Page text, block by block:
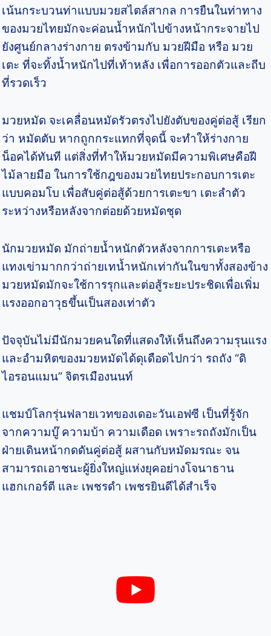
เน้นกระบวนท่าแบบมวยสไตล์สากล การยืนในท่าทาง
ของมวยไทยมักจะค่อนน้ำหนักไปข้างหน้ากระจายไป
ยังศูนย์กลางร่างกาย ตรงข้ามกับ มวยฝีมือ หรือ มวย
เตะ ที่จะทิ้งน้ำหนักไปที่เท้าหลัง เพื่อการออกตัวและถีบ
ที่รวดเร็ว
มวยหมัด จะเคลื่อนหมัดรัวตรงไปยังตับของคู่ต่อสู้ เรียก
ว่า หมัดตับ หากถูกกระแทกที่จุดนี้ จะทำให้ร่างกาย
น็อคได้ทันที แต่สิ่งที่ทำให้มวยหมัดมีความพิเศษคือฝี
ไม้ลายมือ ในการใช้กฎของมวยไทยประกอบการเตะ
แบบคอมโบ เพื่อสับคู่ต่อสู้ด้วยการเตะขา เตะลำตัว
ระหว่างหรือหลังจากต่อยด้วยหมัดชุด
นักมวยหมัด มักถ่ายน้ำหนักตัวหลังจากการเตะหรือ
แทงเข่ามากกว่าถ่ายเทน้ำหนักเท่ากันในขาทั้งสองข้าง
มวยหมัดมักจะใช้การรุกและต่อสู้ระยะประชิดเพื่อเพิ่ม
แรงออกอาวุธขึ้นเป็นสองเท่าตัว
ปัจจุบันไม่มีนักมวยคนใดที่แสดงให้เห็นถึงความรุนแรง
และอำมหิตของมวยหมัดได้ดุเดือดไปกว่า รถถัง “ดิ
ไอรอนแมน” จิตรเมืองนนท์
แชมป์โลกรุ่นฟลายเวทของเดอะวันเอฟซี เป็นที่รู้จัก
จากความบู๊ ความบ้า ความเดือด เพราะรถถังมักเป็น
ฝ่ายเดินหน้ากดดันคู่ต่อสู้ ผสานกับหมัดมรณะ จน
สามารถเอาชนะผู้ยิ่งใหญ่แห่งยุคอย่างโจนาธาน
แฮกเกอร์ตี และ เพชรดำ เพชรยินดีได้สำเร็จ